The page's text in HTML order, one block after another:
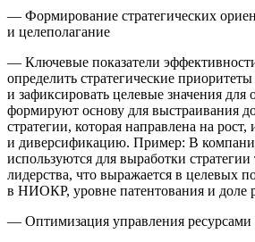
— Формирование стратегических
и целеполагание
— Ключевые показатели
определить стратегические приоритеты
и зафиксировать целевые значения для
формируют основу для выстраивания
стратегии, которая направлена на
и диверсификацию. Пример: В
используются для выработки стратегии
лидерства, что выражается в целевых
в НИОКР, уровне патентования и доле
— Оптимизация управления